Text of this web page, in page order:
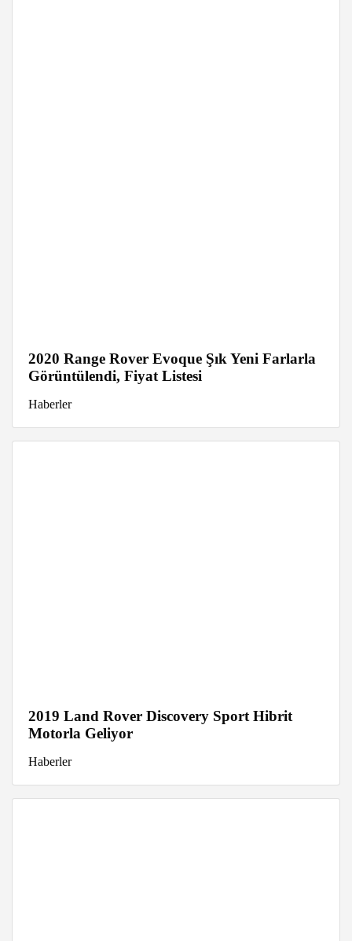
2020 Range Rover Evoque Şık Yeni Farlarla
Görüntülendi, Fiyat Listesi
Haberler
2019 Land Rover Discovery Sport Hibrit
Motorla Geliyor
Haberler